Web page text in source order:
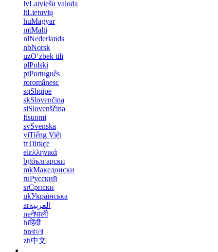
lvLatviešu valoda
ltLietuvių
huMagyar
mtMalti
nlNederlands
nbNorsk
uzOʻzbek tili
plPolski
ptPortuguês
roromânesc
sqShqipe
skSlovenčina
slSlovenščina
fisuomi
svSvenska
viTiếng Việt
trTürkçe
elελληνικά
bgбългарски
mkМакедонски
ruРусский
srСрпски
ukУкраїнська
arالعربية
neनेपाली
hiहिंदी
bnবাংলা
zh中文